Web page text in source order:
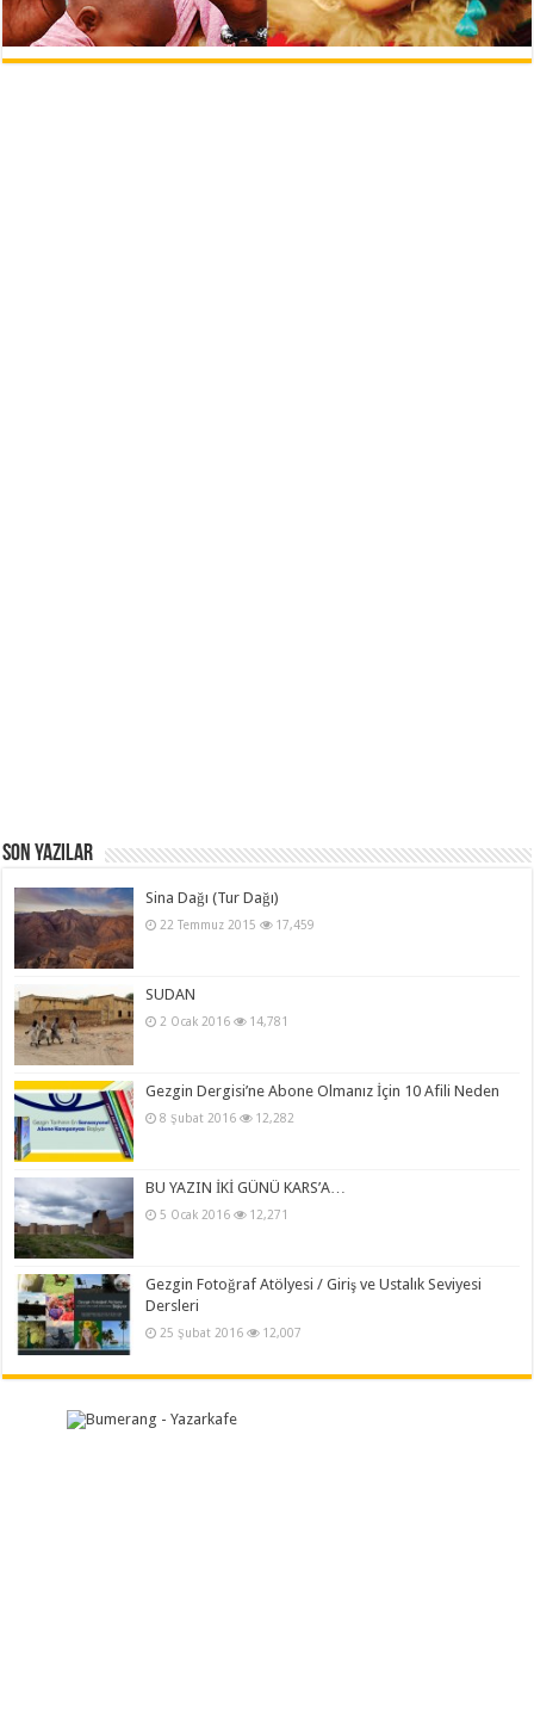
Son Yazılar
Sina Dağı (Tur Dağı)
22 Temmuz 2015 17,459
SUDAN
2 Ocak 2016 14,781
Gezgin Dergisi’ne Abone Olmanız İçin 10 Afili Neden
8 Şubat 2016 12,282
BU YAZIN İKİ GÜNÜ KARS’A…
5 Ocak 2016 12,271
Gezgin Fotoğraf Atölyesi / Giriş ve Ustalık Seviyesi
Dersleri
25 Şubat 2016 12,007